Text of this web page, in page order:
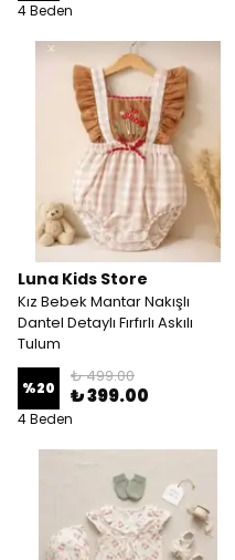
4 Beden
Luna Kids Store
Kız Bebek Mantar Nakışlı
Dantel Detaylı Fırfırlı Askılı
Tulum
%20
₺ 499.00
₺ 399.00
4 Beden